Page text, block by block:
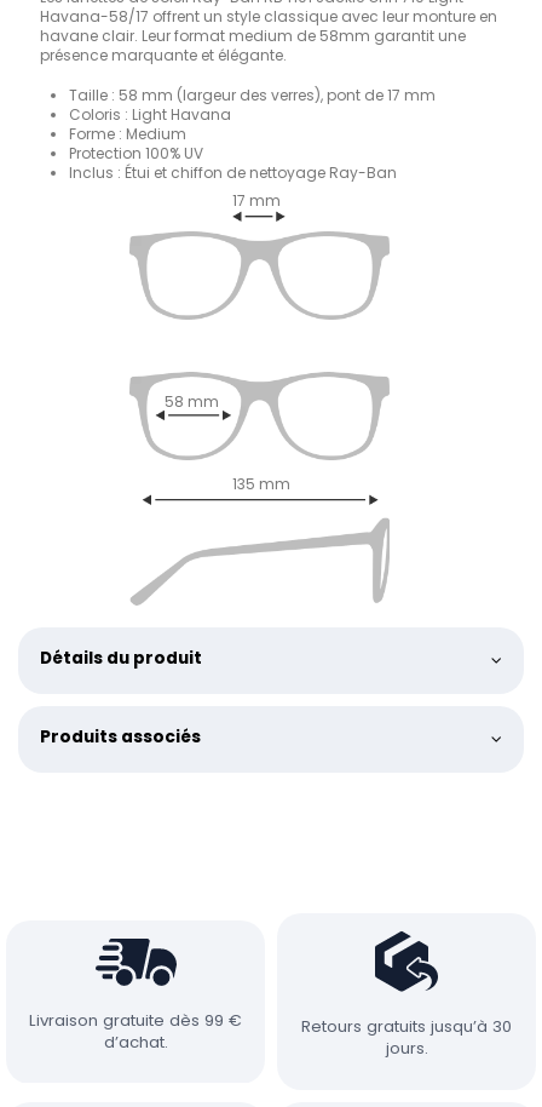
Havana-58/17 offrent un style classique avec leur monture en
havane clair. Leur format medium de 58mm garantit une
présence marquante et élégante.
Taille : 58 mm (largeur des verres), pont de 17 mm
Coloris : Light Havana
Forme : Medium
Protection 100% UV
Inclus : Étui et chiffon de nettoyage Ray-Ban
17 mm
58 mm
135 mm
Détails du produit
Produits associés
Livraison gratuite dès 99 €
d’achat.
Retours gratuits jusqu’à 30
jours.